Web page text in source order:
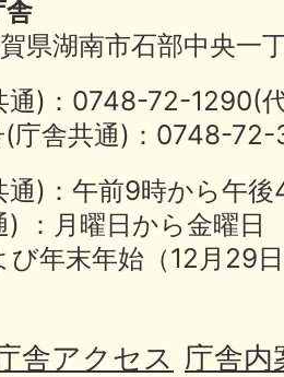
舎
県湖南市石部中央一
通)：0748-72-
(庁舎共通)：0748-
通)：午前9時から午
：月曜日から金曜日
び年末年始（12月29
舎アクセス 庁舎内